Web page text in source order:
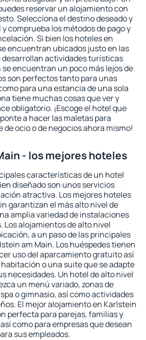
reservar un alojamiento con
Selecciona el destino deseado y
comprueba los métodos de pago y
Si bien los hoteles en
encuentran ubicados justo en las
desarrollan actividades turísticas
encuentran un poco más lejos de
son perfectos tanto para unas
para una estancia de una sola
tiene muchas cosas que ver y
obligatorio. ¡Escoge el hotel que
a hacer las maletas para
ocio o de negocios ahora mismo!
- los mejores hoteles
características de un hotel
diseñado son unos servicios
atractiva. Los mejores hoteles
garantizan el más alto nivel de
amplia variedad de instalaciones
Los alojamientos de alto nivel
a un paso de las principales
am Main. Los huéspedes tienen
uso del aparcamiento gratuito así
o una suite que se adapte
necesidades. Un hotel de alto nivel
un menú variado, zonas de
o gimnasio, así como actividades
El mejor alojamiento en Karlstein
perfecta para parejas, familias y
como para empresas que desean
sus empleados.